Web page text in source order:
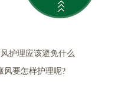
护理应该避免什么
风要怎样护理呢?